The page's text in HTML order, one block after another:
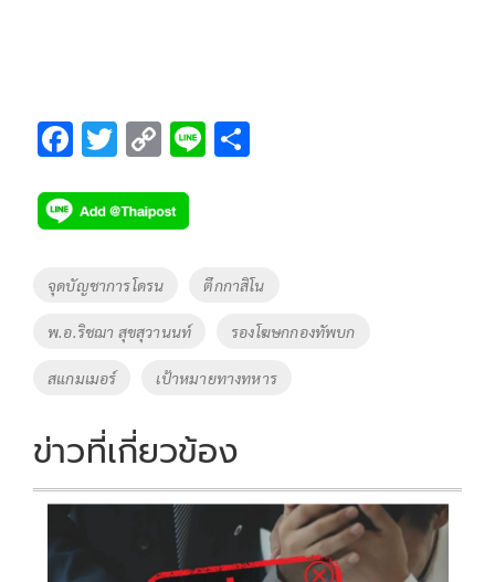
F
e
b
o
o
k
T
tt
er
C
p
y
Li
k
Li
Tags
จุดบัญชาการโดรน ตึกกาสิโน
พ.อ.ริชฌา สุขสุวานนท์ รองโฆษกกองทัพบก
สแกมเมอร์ เป้าหมายทางทหาร
ข่าวที่เกี่ยวข้อง